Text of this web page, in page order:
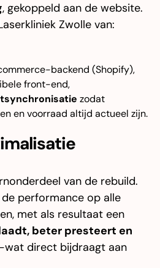
, gekoppeld aan de website.
Zwolle van:
backend (Shopify),
front-end,
zodat
en voorraad altijd actueel zijn.
van de rebuild.
performance op alle
met als resultaat een
beter presteert en
direct bijdraagt aan